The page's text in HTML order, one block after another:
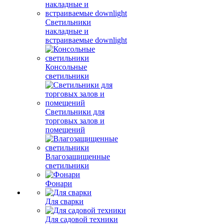
Светильники
накладные и
встраиваемые downlight
Консольные
светильники
Светильники для
торговых залов и
помещений
Влагозащищенные
светильники
Фонари
Для сварки
Для садовой техники